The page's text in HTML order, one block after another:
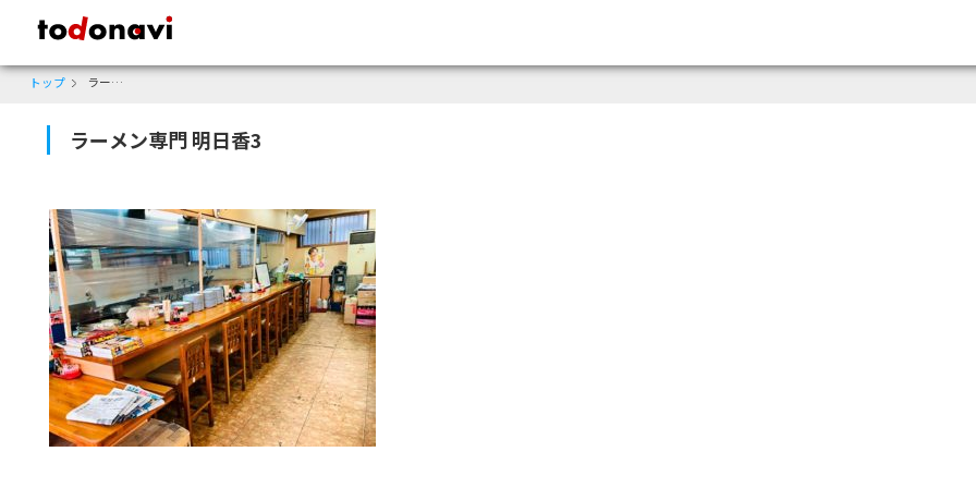
todonavi - 鹿児島のクーポンサイト、様々なジャンルのクーポンが見つかる
トップ ラーメン専門 明日香3
ラーメン専門 明日香3